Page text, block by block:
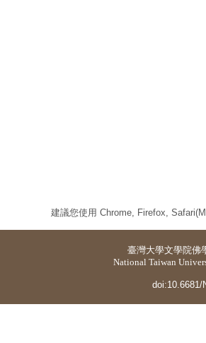
建議您使用 Chrome, Firefox,
臺灣大學文學院佛
National Taiwan
doi:10.6681/